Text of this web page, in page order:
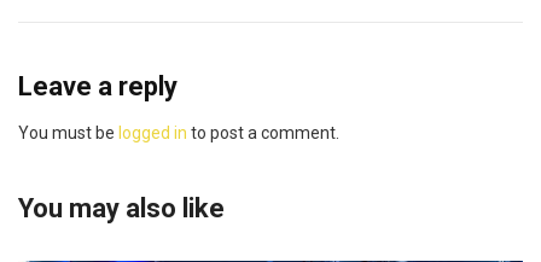
Leave a reply
You must be logged in to post a comment.
You may also like